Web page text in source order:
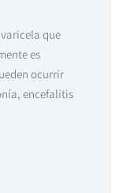
que
es
ocurrir
encefalitis